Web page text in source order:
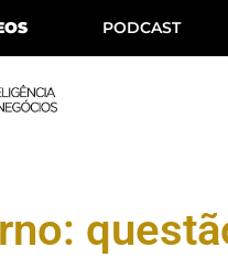
PODCAST